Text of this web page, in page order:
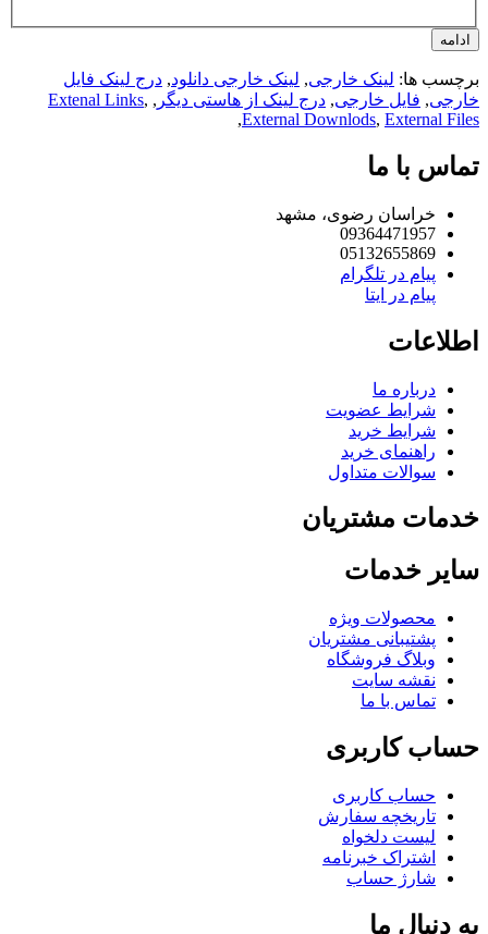
ها: لینک خارجی ,لینک خارجی دانلود,درج لینک فایل
,فایل خارجی ,درج لینک از هاستی دیگر,
Extenal Links,
External Downlods,External
,
با ما
خراسان رضوی، مشهد
09364471957
05132655869
پیام در تلگرام
پیام در ایتا
درباره ما
شرایط عضویت
شرایط خرید
راهنمای خرید
سوالات متداول
مشتریان
خدمات
محصولات ویژه
پشتیبانی مشتریان
وبلاگ فروشگاه
نقشه سایت
تماس با ما
کاربری
حساب کاربری
تاریخچه سفارش
لیست دلخواه
اشتراک خبرنامه
شارژ حساب
دنبال ما